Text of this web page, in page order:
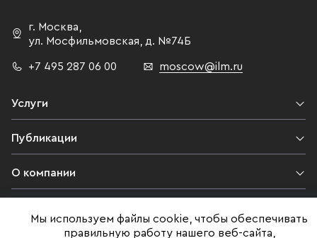
г. Москва
ул. Мосфильмовская,
д. №74Б
+7 495 287 06 00 moscow@ilm.ru
Услуги
Публикации
О компании
Мы используем файлы cookie, чтобы обеспечивать
правильную работу нашего веб-сайта,